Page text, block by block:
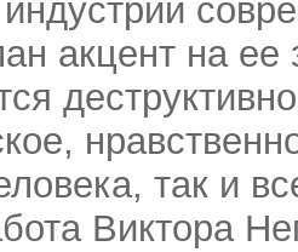
индустрии
акцент на ее
так и
Виктора